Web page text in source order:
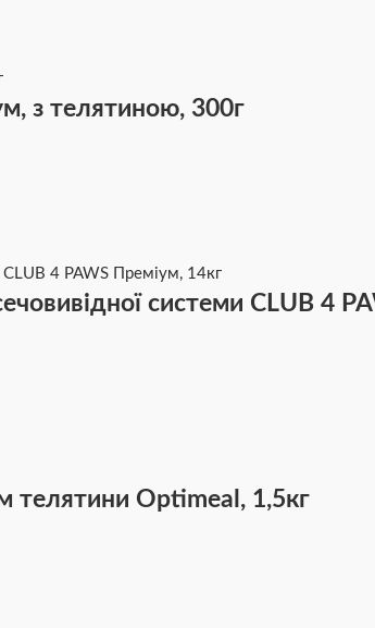
з телятиною, 300г
системи CLUB 4
телятини Optimeal, 1,5кг